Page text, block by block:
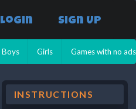
Login Sign Up
Boys Girls Games with no ads
INSTRUCTIONS